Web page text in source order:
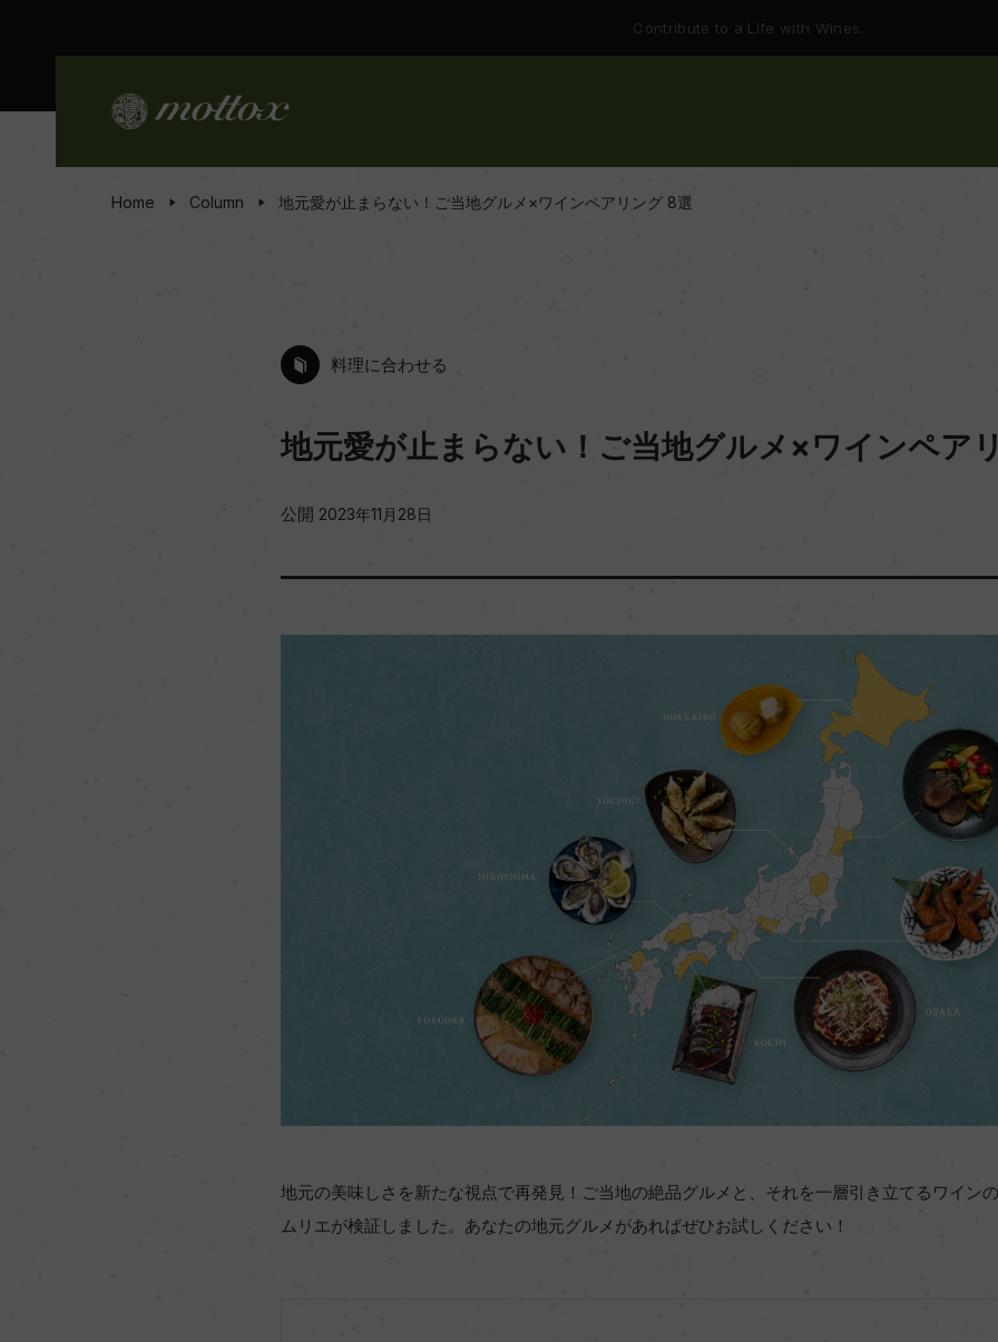
Contribute to a Life with Wines.
Home Column 地元愛が止まらない！ご当地グルメ×ワインペアリング 8選
料理に合わせる
地元愛が止まらない！ご当地グルメ×ワインペア
公開 2023年11月28日
地元の美味しさを新たな視点で再発見！ご当地の絶品グルメと、それを一層引き立てるワイン
ムリエが検証しました。あなたの地元グルメがあればぜひお試しください！